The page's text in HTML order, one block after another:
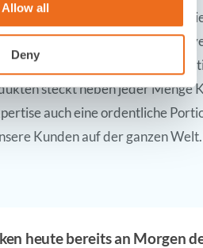
Allow all
Deny
sind wir stolz darauf,
Firmengründers Sebastian
und bereits in dritter
steckt neben jeder Menge
auch eine ordentliche
Kunden auf der ganzen Welt.
heute bereits an Morgen